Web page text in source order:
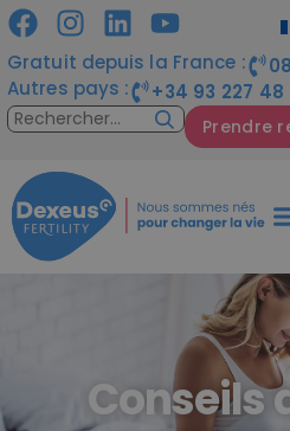
Gratuit depuis la France :
Autres pays :
+34 93 227 48
Prendre
Conseils